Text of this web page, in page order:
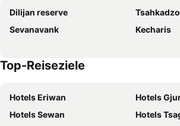
DiliJazz Hotel & Restaurant
Paxlava Dilijan
Greenwood Hotel
Dilijan reserve
Sevanavank
Kecharis
Top-Reiseziele
Hotels Eriwan
Hotels
Hotels Sewan
Hotels